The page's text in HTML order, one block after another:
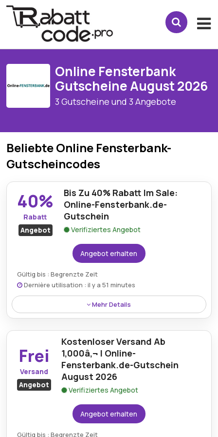
Online Fensterbank
Gutscheine August 2026
3 Gutscheine und 3 Angebote
Beliebte Online Fensterbank-
Gutscheincodes
40%
Rabatt
Angebot
Bis Zu 40% Rabatt Im Sale:
Online-Fensterbank.de-
Gutschein
Verifiziertes Angebot
Angebot erhalten
Gültig bis : Begrenzte Zeit
Dernière utilisation : il y a 51 minutes
Mehr Details
Sie kÃ¶nnen bis zu 40% auf ausgewÃ¤hlte Artikel im
Sale-Bereich von Online-fensterbank.de sparen.
Frei
Versand
Angebot
Kostenloser Versand Ab
1,000â‚¬ | Online-
Fensterbank.de-Gutschein
August 2026
Verifiziertes Angebot
Angebot erhalten
Gültig bis : Begrenzte Zeit